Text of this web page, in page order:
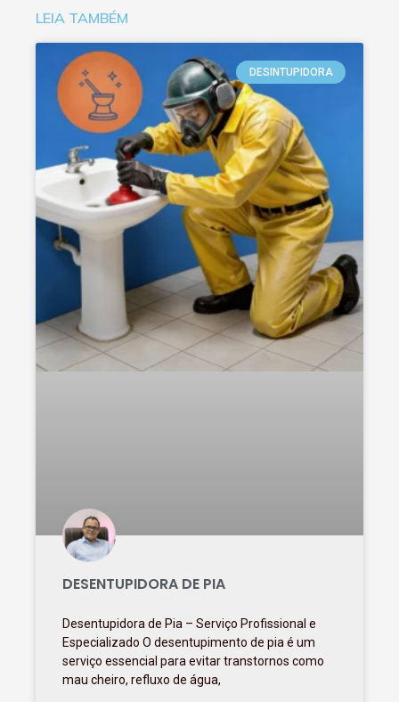
LEIA TAMBÉM
DESINTUPIDORA
DESENTUPIDORA DE PIA
Desentupidora de Pia – Serviço Profissional e
Especializado O desentupimento de pia é um
serviço essencial para evitar transtornos como
mau cheiro, refluxo de água,